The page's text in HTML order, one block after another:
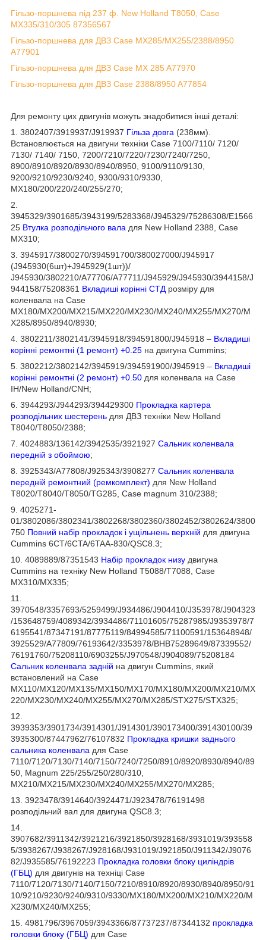
Гільзо-поршнева під 237 ф. New Holland T8050, Case
MX335/310/305 87356567
Гільзо-поршнева для ДВЗ Case MX285/MX255/2388/8950
A77901
Гільзо-поршнева для ДВЗ Case MX 285 A77970
Гільзо-поршнева для ДВЗ Case 2388/8950 A77854
Для ремонту цих двигунів можуть знадобитися інші деталі:
1. 3802407/3919937/J919937 Гільза довга (238мм).
Встановлюється на двигуни техніки Case 7100/7110/ 7120/
7130/ 7140/ 7150, 7200/7210/7220/7230/7240/7250,
8900/8910/8920/8930/8940/8950, 9100/9110/9130,
9200/9210/9230/9240, 9300/9310/9330,
MX180/200/220/240/255/270;
2.
3945329/3901685/3943199/5283368/J945329/75286308/E1566
25 Втулка розподільчого вала для New Holland 2388, Case
MX310;
3. 3945917/3800270/394591700/380027000/J945917
(J945930(6шт)+J945929(1шт))/
J945930/3802210/A77706/A77711/J945929/J945930/3944158/J
944158/75208361 Вкладиші корінні СТДрозміру для
коленвала на Case
MX180/MX200/MX215/MX220/MX230/MX240/MX255/MX270/M
X285/8950/8940/8930;
4. 3802211/3802141/3945918/394591800/J945918 – Вкладиші
корінні ремонтні (1 ремонт) +0.25 на двигуна Cummins;
5. 3802212/3802142/3945919/394591900/J945919 – Вкладиші
корінні ремонтні (2 ремонт) +0.50 для коленвала на Case
IH/New Holland/CNH;
6. 3944293/J944293/394429300 Прокладка картера
розподільних шестерень для ДВЗ техніки New Holland
T8040/T8050/2388;
7. 4024883/136142/3942535/3921927 Сальник коленвала
передній з обоймою;
8. 3925343/A77808/J925343/3908277 Сальник коленвала
передній ремонтний (ремкомплект) для New Holland
T8020/T8040/T8050/TG285, Case magnum 310/2388;
9. 4025271-
01/3802086/3802341/3802268/3802360/3802452/3802624/3800
750 Повний набір прокладок і ущільнень верхній для двигуна
Cummins 6CT/6CTA/6TAA-830/QSC8.3;
10. 4089889/87351543 Набір прокладок низу двигуна
Cummins на техніку New Holland T5088/T7088, Case
MX310/MX335;
11.
3970548/3357693/5259499/J934486/J904410/J353978/J904323
/153648759/4089342/3934486/71101605/75287985/J9353978/7
6195541/87347191/87775119/84994585/71100591/153648948/
3925529/A77809/76193642/3353978/BHB75289649/87339552/
76191760/75208110/6903255/J970548/J904089/75208184
Сальник коленвала задній на двигун Cummins, який
встановлений на Case
MX110/MX120/MX135/MX150/MX170/MX180/MX200/MX210/MX
220/MX230/MX240/MX255/MX270/MX285/STX275/STX325;
12.
3939353/3901734/3914301/J914301/390173400/391430100/39
3935300/87447962/76107832 Прокладка кришки заднього
сальника коленвала для Case
7110/7120/7130/7140/7150/7240/7250/8910/8920/8930/8940/89
50, Magnum 225/255/250/280/310,
MX210/MX215/MX230/MX240/MX255/MX270/MX285;
13. 3923478/3914640/3924471/J923478/76191498
розподільчий вал для двигуна QSC8.3;
14.
3907682/3911342/3921216/3921850/3928168/3931019/393558
5/3938267/J938267/J928168/J931019/J921850/J911342/J9076
82/J935585/76192223 Прокладка головки блоку циліндрів
(ГБЦ) для двигунів на техніці Case
7110/7120/7130/7140/7150/7210/8910/8920/8930/8940/8950/91
10/9210/9230/9240/9310/9330/MX180/MX200/MX210/MX220/M
X230/MX240/MX255;
15. 4981796/3967059/3943366/87737237/87344132 прокладка
головки блоку (ГБЦ) для Case